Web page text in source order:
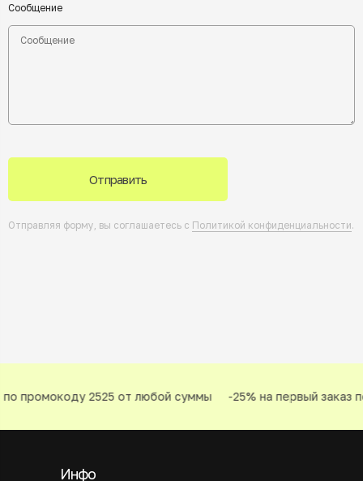
Сообщение
Отправить
Отправляя форму, вы соглашаетесь с Политикой конфиденциальности.
промокоду 2525 от любой суммы -25% на первый заказ
Инфо